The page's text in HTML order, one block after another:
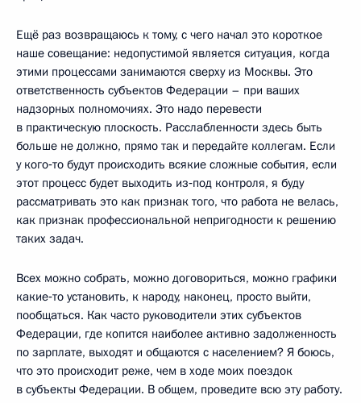
Ещё раз возвращаюсь к тому, с чего начал это короткое
наше совещание: недопустимой является ситуация, когда
этими процессами занимаются сверху из Москвы. Это
ответственность субъектов Федерации – при ваших
надзорных полномочиях. Это надо перевести
в практическую плоскость. Расслабленности здесь быть
больше не должно, прямо так и передайте коллегам. Если
у кого‑то будут происходить всякие сложные события, если
этот процесс будет выходить из‑под контроля, я буду
рассматривать это как признак того, что работа не велась,
как признак профессиональной непригодности к решению
таких задач.
Всех можно собрать, можно договориться, можно графики
какие‑то установить, к народу, наконец, просто выйти,
пообщаться. Как часто руководители этих субъектов
Федерации, где копится наиболее активно задолженность
по зарплате, выходят и общаются с населением? Я боюсь,
что это происходит реже, чем в ходе моих поездок
в субъекты Федерации. В общем, проведите всю эту работу.